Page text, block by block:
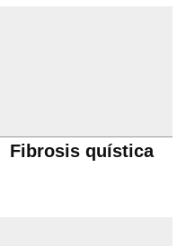
Fibrosis quística